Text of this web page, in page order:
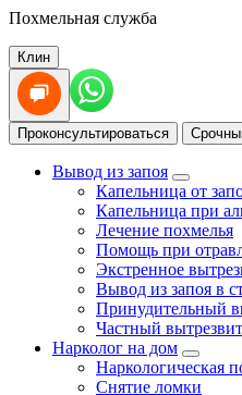
Похмельная служба
Клин
Проконсультироваться
Вывод из запоя
Капельница от
Капельница при
Лечение похмелья
Помощь при
Экстренное
Вывод из запоя в
Принудительный
Частный
Нарколог на дом
Наркологическая
Снятие ломки